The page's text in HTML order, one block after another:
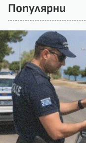
Популярни